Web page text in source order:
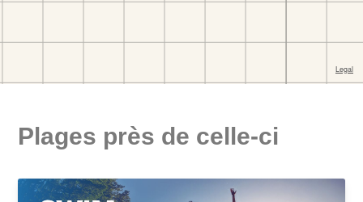
Plages près de celle-ci